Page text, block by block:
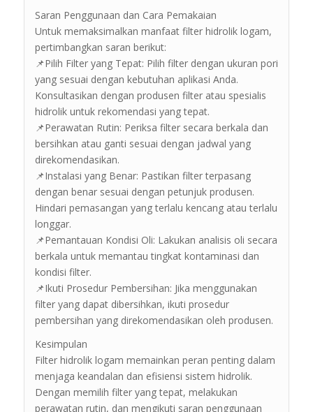
Saran Penggunaan dan Cara Pemakaian
Untuk memaksimalkan manfaat filter hidrolik logam,
pertimbangkan saran berikut:
📌Pilih Filter yang Tepat: Pilih filter dengan ukuran pori
yang sesuai dengan kebutuhan aplikasi Anda.
Konsultasikan dengan produsen filter atau spesialis
hidrolik untuk rekomendasi yang tepat.
📌Perawatan Rutin: Periksa filter secara berkala dan
bersihkan atau ganti sesuai dengan jadwal yang
direkomendasikan.
📌Instalasi yang Benar: Pastikan filter terpasang
dengan benar sesuai dengan petunjuk produsen.
Hindari pemasangan yang terlalu kencang atau terlalu
longgar.
📌Pemantauan Kondisi Oli: Lakukan analisis oli secara
berkala untuk memantau tingkat kontaminasi dan
kondisi filter.
📌Ikuti Prosedur Pembersihan: Jika menggunakan
filter yang dapat dibersihkan, ikuti prosedur
pembersihan yang direkomendasikan oleh produsen.
Kesimpulan
Filter hidrolik logam memainkan peran penting dalam
menjaga keandalan dan efisiensi sistem hidrolik.
Dengan memilih filter yang tepat, melakukan
perawatan rutin, dan mengikuti saran penggunaan